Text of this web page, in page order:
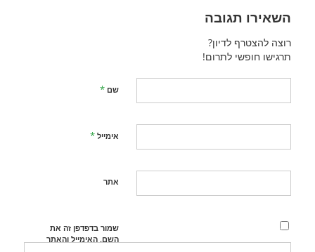
השאירו תגובה
רוצה להצטרף לדיון?
תרגישו חופשי לתרום!
שם *
אימייל *
אתר
שמור בדפדפן זה את
השם, האימייל והאתר